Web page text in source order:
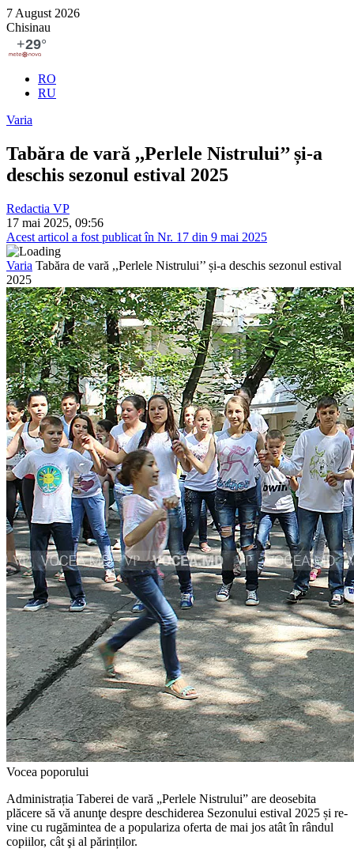
7 August 2026
Chisinau
RO
RU
Varia
Tabăra de vară ,,Perlele Nistrului’’ și-a
deschis sezonul estival 2025
Redactia VP
17 mai 2025, 09:56
Acest articol a fost publicat în Nr. 17 din 9 mai 2025
Varia Tabăra de vară ,,Perlele Nistrului’’ și-a deschis sezonul estival
2025
Vocea poporului
Administrația Taberei de vară „Per­lele Nistrului” are deosebita
plăcere să vă anunţe despre deschiderea Sezonului estival 2025 și re­
vine cu rugămintea de a populariza oferta de mai jos atât în rândul
co­piilor, cât şi al părinților.